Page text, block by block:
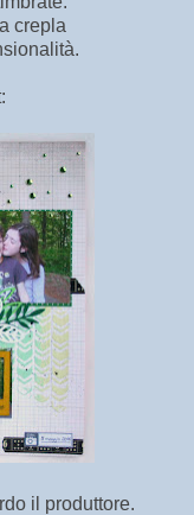
crepla
il produttore.